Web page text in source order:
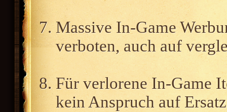
Massive In-Game
verboten, auch auf
Für verlorene In-Game
kein Anspruch auf